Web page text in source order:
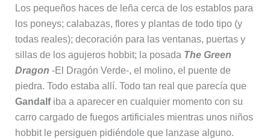
Los pequeños haces de leña cerca de los establos para
los poneys; calabazas, flores y plantas de todo tipo (y
todas reales); decoración para las ventanas, puertas y
sillas de los agujeros hobbit; la posada The Green
Dragon -El Dragón Verde-, el molino, el puente de
piedra. Todo estaba allí. Todo tan real que parecía que
Gandalfiba a aparecer en cualquier momento con su
carro cargado de fuegos artificiales mientras unos niños
hobbit le persiguen pidiéndole que lanzase alguno.